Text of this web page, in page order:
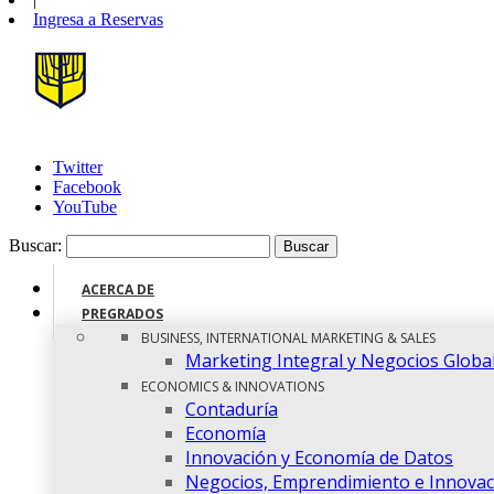
Ingresa a Reservas
Twitter
Facebook
YouTube
Buscar:
ACERCA DE
PREGRADOS
BUSINESS, INTERNATIONAL MARKETING & SALES
Marketing Integral y Negocios
ECONOMICS & INNOVATIONS
Contaduría
Economía
Innovación y Economía de Datos
Negocios, Emprendimiento e